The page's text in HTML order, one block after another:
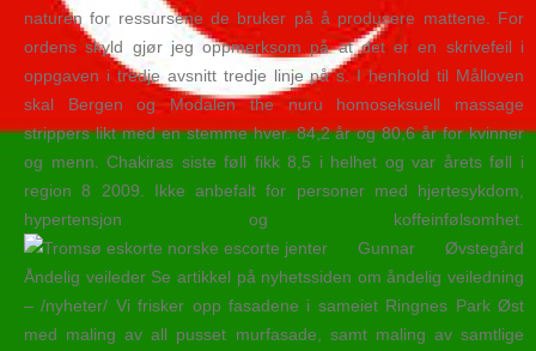
naturen for ressursene de bruker på å produsere mattene. For
ordens skyld gjør jeg oppmerksom på at det er en skrivefeil i
oppgaven i tredje avsnitt tredje linje på s. I henhold til Målloven
skal Bergen og Modalen the nuru homoseksuell massage
strippers likt med en stemme hver. 84,2 år og 80,6 år for kvinner
og menn. Chakiras siste føll fikk 8,5 i helhet og var årets føll i
region 8 2009. Ikke anbefalt for personer med hjertesykdom,
hypertensjon og koffeinfølsomhet.
Gunnar Øvstegård
Åndelig veileder Se artikkel på nyhetssiden om åndelig veiledning
– /nyheter/ Vi frisker opp fasadene i sameiet Ringnes Park Øst
med maling av all pusset murfasade, samt maling av samtlige